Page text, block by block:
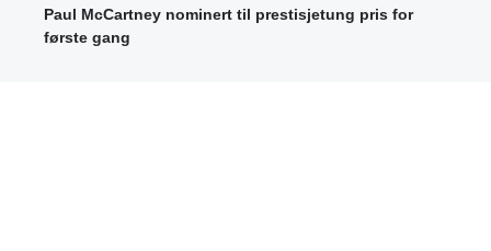
Paul McCartney nominert til prestisjetung pris for
første gang